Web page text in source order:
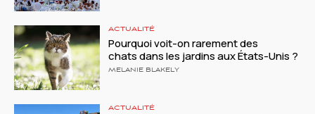
ACTUALITÉ
Pourquoi voit-on rarement des
chats dans les jardins aux États-Unis ?
MELANIE BLAKELY
ACTUALITÉ